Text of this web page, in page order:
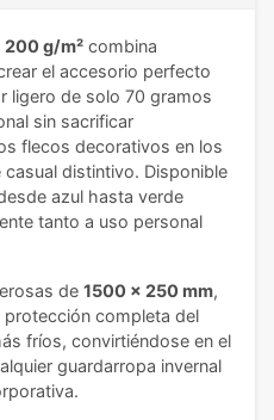
200 g/m² combina
el accesorio perfecto
ligero de solo 70 gramos
sin sacrificar
flecos decorativos en los
distintivo. Disponible
azul hasta verde
tanto a uso personal
de 1500 x 250 mm,
protección completa del
fríos, convirtiéndose en el
guardarropa invernal